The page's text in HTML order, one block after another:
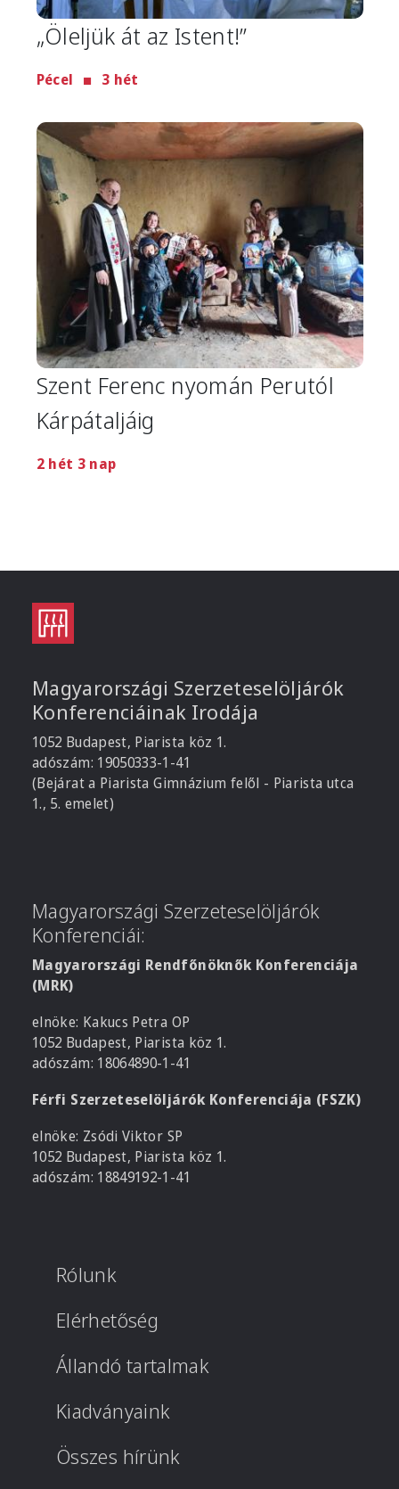
„Öleljük át az Istent!”
Pécel 3 hét
Image
Szent Ferenc nyomán Perutól
Kárpátaljáig
2 hét 3 nap
Magyarországi Szerzeteselöljárók
Konferenciáinak Irodája
1052 Budapest, Piarista köz 1.
adószám: 19050333-1-41
(Bejárat a Piarista Gimnázium felől - Piarista utca
1., 5. emelet)
Magyarországi Szerzeteselöljárók
Konferenciái:
Magyarországi Rendfőnöknők Konferenciája
(MRK)
elnöke: Kakucs Petra OP
1052 Budapest, Piarista köz 1.
adószám: 18064890-1-41
Férfi Szerzeteselöljárók Konferenciája (FSZK)
elnöke: Zsódi Viktor SP
1052 Budapest, Piarista köz 1.
adószám: 18849192-1-41
Rólunk
Elérhetőség
Állandó tartalmak
Kiadványaink
Összes hírünk